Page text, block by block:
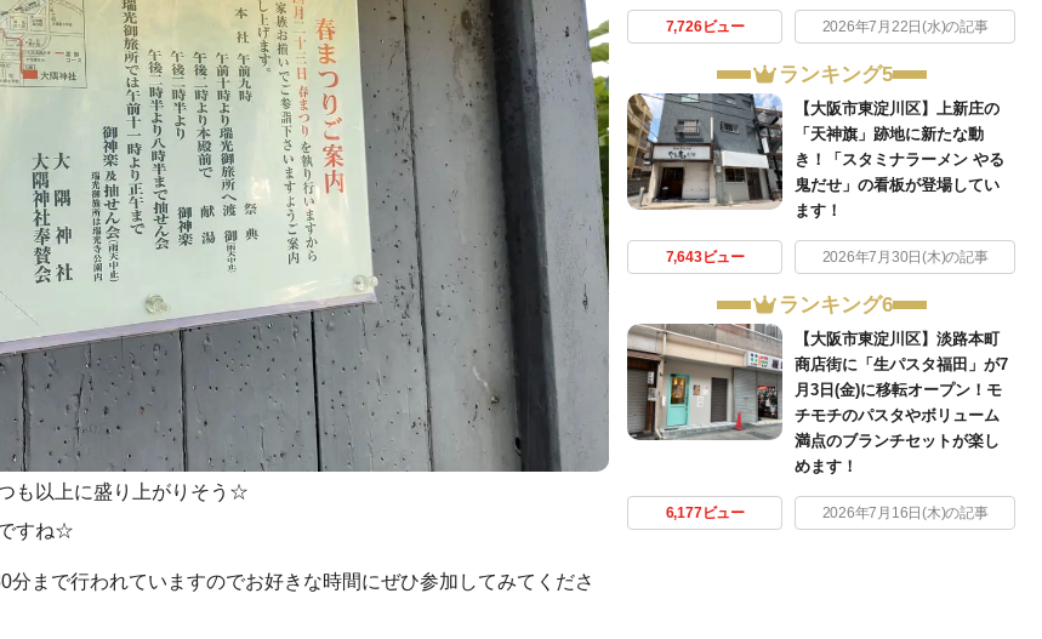
も以上に盛り上がりそう☆
すね☆
まで行われていますのでお好きな時間にぜひ参加してみてくださ
7,726ビュー 2026年7月22日(水)の記事
ランキング5
【大阪市東淀川区】上新庄の
「天神旗」跡地に新たな動
き！「スタミナラーメン やる
鬼だせ」の看板が登場してい
ます！
7,643ビュー 2026年7月30日(木)の記事
ランキング6
【大阪市東淀川区】淡路本町
商店街に「生パスタ福田」が7
月3日(金)に移転オープン！モ
チモチのパスタやボリューム
満点のブランチセットが楽し
めます！
6,177ビュー 2026年7月16日(木)の記事